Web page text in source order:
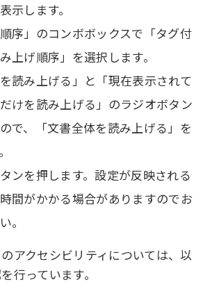
示します。
順序」のコンボボックスで「タグ付
上げ順序」を選択します。
を読み上げる」と「現在表示されて
けを読み上げる」のラジオボタン
で、「文書全体を読み上げる」を
タンを押します。設定が反映される
間がかかる場合がありますのでお
。
アクセシビリティについては、以
行っています。